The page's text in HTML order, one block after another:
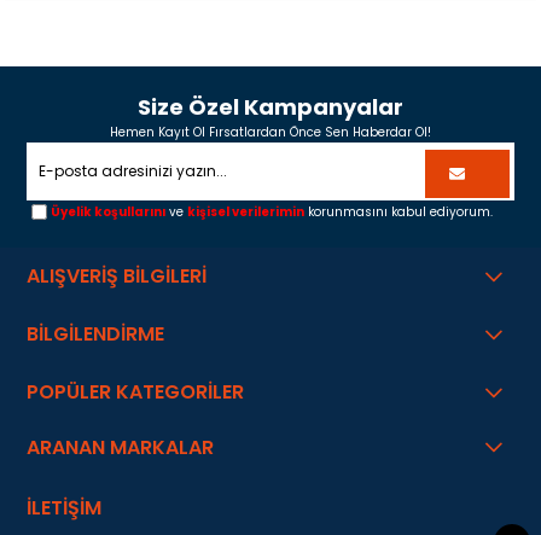
Size Özel Kampanyalar
Hemen Kayıt Ol Fırsatlardan Önce Sen Haberdar Ol!
Üyelik koşullarını ve kişisel verilerimin korunmasını kabul ediyorum.
ALIŞVERİŞ BİLGİLERİ
BİLGİLENDİRME
POPÜLER KATEGORİLER
ARANAN MARKALAR
İLETİŞİM